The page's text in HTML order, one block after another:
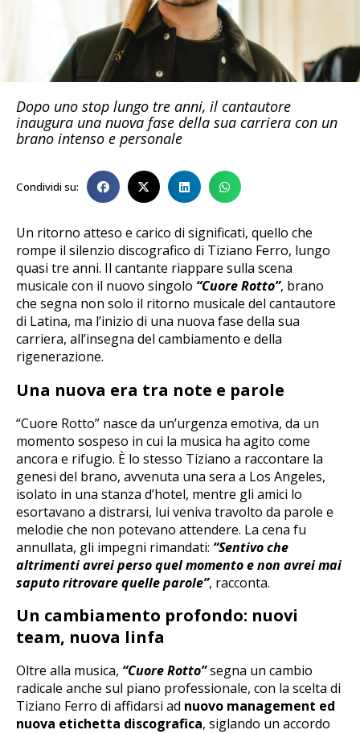
Dopo uno stop lungo tre anni, il cantautore
inaugura una nuova fase della sua carriera con un
brano intenso e personale
Condividi su:
Un ritorno atteso e carico di significati, quello che
rompe il silenzio discografico di Tiziano Ferro, lungo
quasi tre anni. Il cantante riappare sulla scena
musicale con il nuovo singolo “Cuore Rotto”, brano
che segna non solo il ritorno musicale del cantautore
di Latina, ma l’inizio di una nuova fase della sua
carriera, all’insegna del cambiamento e della
rigenerazione.
Una nuova era tra note e parole
“Cuore Rotto” nasce da un’urgenza emotiva, da un
momento sospeso in cui la musica ha agito come
ancora e rifugio. È lo stesso Tiziano a raccontare la
genesi del brano, avvenuta una sera a Los Angeles,
isolato in una stanza d’hotel, mentre gli amici lo
esortavano a distrarsi, lui veniva travolto da parole e
melodie che non potevano attendere. La cena fu
annullata, gli impegni rimandati: “Sentivo che
altrimenti avrei perso quel momento e non avrei mai
saputo ritrovare quelle parole”, racconta.
Un cambiamento profondo: nuovi
team, nuova linfa
Oltre alla musica, “Cuore Rotto”segna un cambio
radicale anche sul piano professionale, con la scelta di
Tiziano Ferro di affidarsi ad nuovo management ed
nuova etichetta discografica, siglando un accordo